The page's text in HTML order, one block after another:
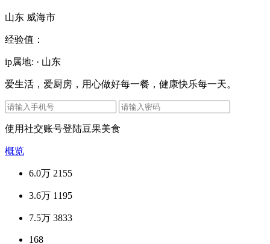
山东 威海市
经验值：
ip属地: · 山东
爱生活，爱厨房，用心做好每一餐，健康快乐每一天。
使用社交账号登陆豆果美食
概览
6.0万 2155
3.6万 1195
7.5万 3833
168